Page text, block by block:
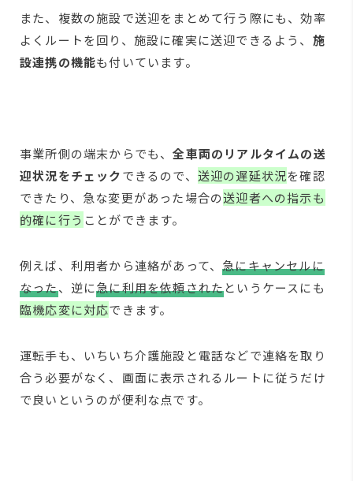
また、複数の施設で送迎をまとめて行う際にも、効率
よくルートを回り、施設に確実に送迎できるよう、 施
設連携の機能も付いています。
事業所側の端末からでも、全車両のリアルタイムの送
迎状況をチェックできるので、 送迎の遅延状況を確認
できたり、急な変更があった場合の送迎者への指示も
的確に行う ことができます。
例えば、利用者から連絡があって、急にキャンセルに
なった、逆に急に利用を依頼されたというケースにも
臨機応変に対応できます。
運転手も、いちいち介護施設と電話などで連絡を取り
合う必要がなく、画面に表示されるルートに従うだけ
で良いというのが便利な点です。